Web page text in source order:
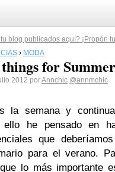
blog publicados aquí? ¡Propón
› MODA
for Summer
2012 porAnnchic @annmchic
la semana y
ello he pensado en
que
para el verano.
lo más importante